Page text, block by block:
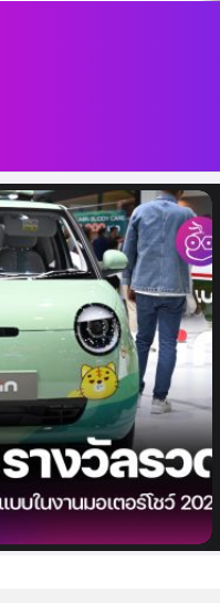
นนำจากประเทศ
2024 ด้วย 3
City car”